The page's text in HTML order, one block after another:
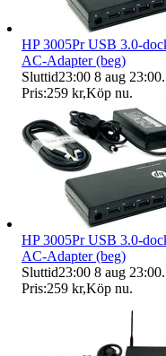
HP 3005Pr USB 3.0-
AC-Adapter (beg)
Sluttid23:00 8 aug 23:00.
Pris:259 kr,Köp nu.
HP 3005Pr USB 3.0-
AC-Adapter (beg)
Sluttid23:00 8 aug 23:00.
Pris:259 kr,Köp nu.